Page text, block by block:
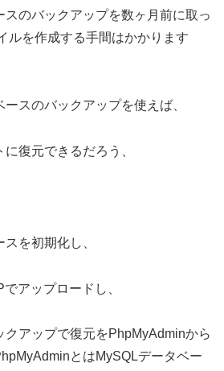
スのバックアップを数ヶ月前に取っ
ルを作成する手間はかかります
スのバックアップを使えば、
復元できるだろう、
を初期化し、
アップロードし、
クアップで復元をPhpMyAdminから
とはMySQLデータベー